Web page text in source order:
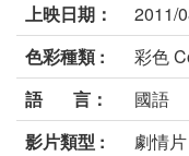
上映日期：
2011/
色彩種類 :
彩色
語 言：
國語
影片類型 :
劇情片